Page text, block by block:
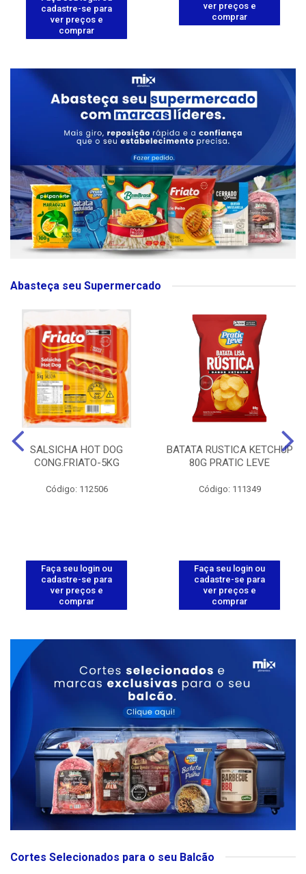
cadastre-se para
ver preços e
comprar
ver preços e
comprar
Abasteça seu Supermercado
SALSICHA HOT DOG
CONG.FRIATO-5KG
Código: 112506
Faça seu login ou
cadastre-se para
ver preços e
comprar
BATATA RUSTICA KETCHUP
80G PRATIC LEVE
Código: 111349
Faça seu login ou
cadastre-se para
ver preços e
comprar
Cortes Selecionados para o seu Balcão